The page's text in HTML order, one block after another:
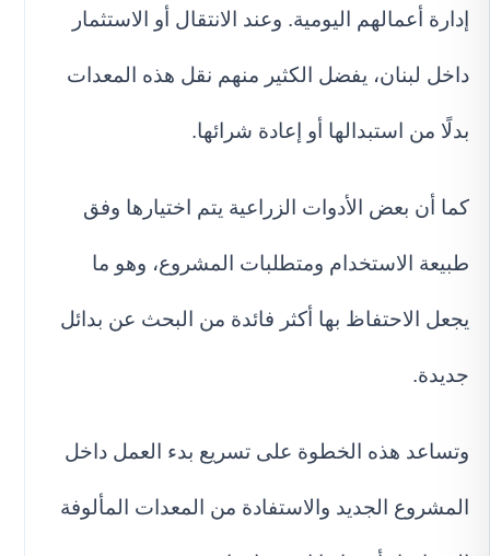
إدارة أعمالهم اليومية. وعند الانتقال أو الاستثمار
داخل لبنان، يفضل الكثير منهم نقل هذه المعدات
بدلًا من استبدالها أو إعادة شرائها.
كما أن بعض الأدوات الزراعية يتم اختيارها وفق
طبيعة الاستخدام ومتطلبات المشروع، وهو ما
يجعل الاحتفاظ بها أكثر فائدة من البحث عن بدائل
جديدة.
وتساعد هذه الخطوة على تسريع بدء العمل داخل
المشروع الجديد والاستفادة من المعدات المألوفة